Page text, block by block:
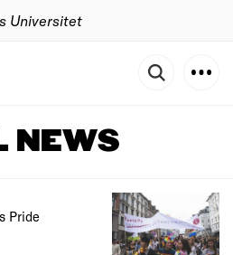
Universitet
NEWS
Pride